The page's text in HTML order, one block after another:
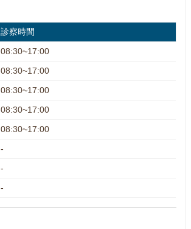
診察時間
08:30~17:00
08:30~17:00
08:30~17:00
08:30~17:00
08:30~17:00
-
-
-